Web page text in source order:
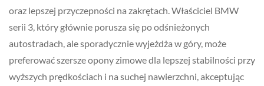
oraz lepszej przyczepności na zakrętach. Właściciel BMW
serii 3, który głównie porusza się po odśnieżonych
autostradach, ale sporadycznie wyjeżdża w góry, może
preferować szersze opony zimowe dla lepszej stabilności przy
wyższych prędkościach i na suchej nawierzchni, akceptując